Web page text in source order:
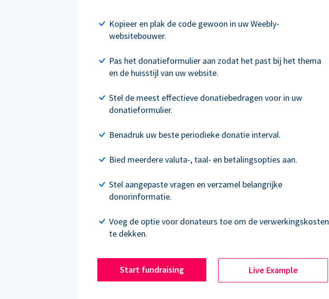
Kopieer en plak de code gewoon in uw Weebly-
websitebouwer.
Pas het donatieformulier aan zodat het past bij het thema
en de huisstijl van uw website.
Stel de meest effectieve donatiebedragen voor in uw
donatieformulier.
Benadruk uw beste periodieke donatie interval.
Bied meerdere valuta-, taal- en betalingsopties aan.
Stel aangepaste vragen en verzamel belangrijke
donorinformatie.
Voeg de optie voor donateurs toe om de verwerkingskosten
te dekken.
Start fundraising Live Example